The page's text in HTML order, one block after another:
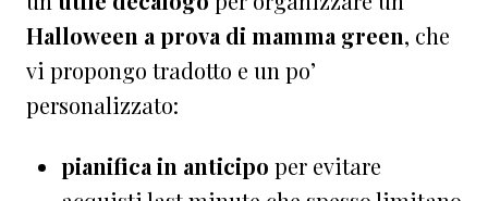
Halloween a prova di mamma green, che
vi propongo tradotto e un po’
personalizzato:
pianifica in anticipo per evitare